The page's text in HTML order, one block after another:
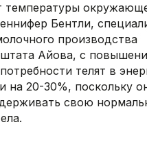
температуры
Бентли,
производства
штата Айова, с
телят в
на 20-30%, поскольку
свою